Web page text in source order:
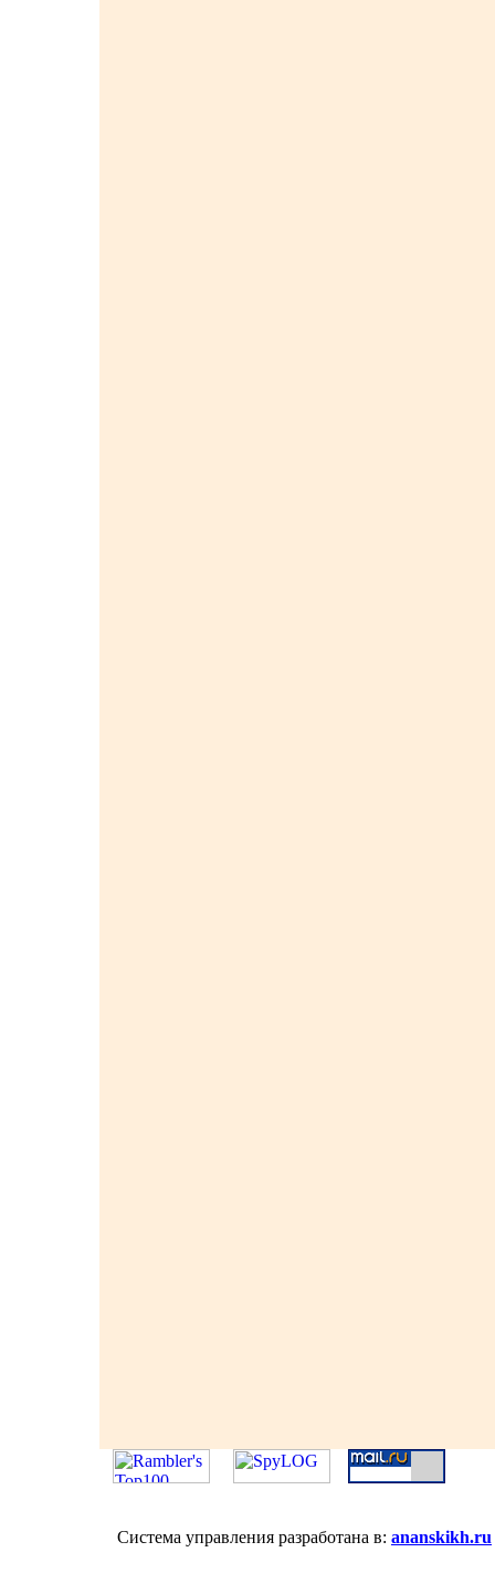
Система управления разработана в: ananskikh.ru